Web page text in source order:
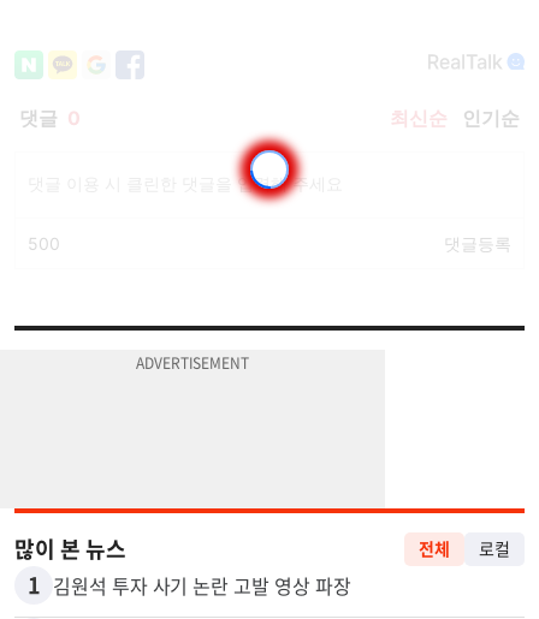
많이 본 뉴스 전체 로컬
1 김원석 투자 사기 논란 고발 영상 파장